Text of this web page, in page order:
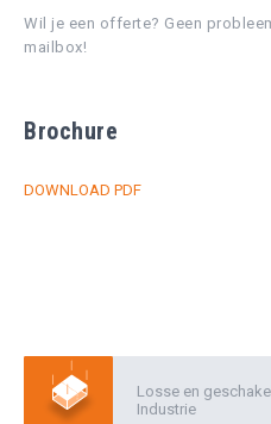
Wil je een offerte? Geen
mailbox!
Brochure
DOWNLOAD PDF
Losse en
Industrie